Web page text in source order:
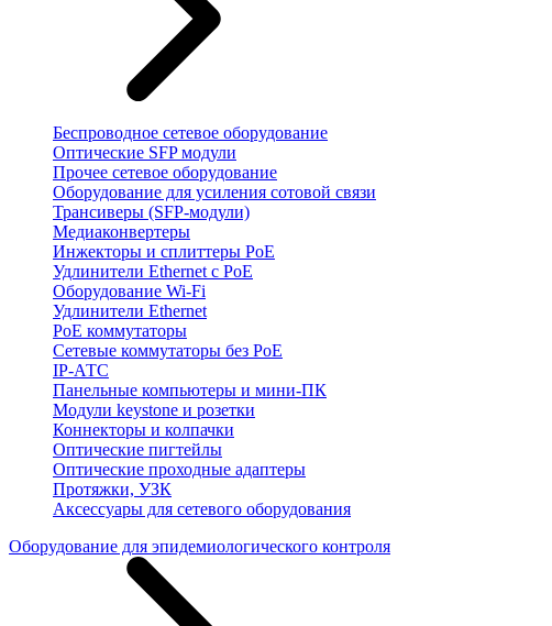
Беспроводное сетевое оборудование
Оптические SFP модули
Прочее сетевое оборудование
Оборудование для усиления сотовой связи
Трансиверы (SFP-модули)
Медиаконвертеры
Инжекторы и сплиттеры PoE
Удлинители Ethernet с PoE
Оборудование Wi-Fi
Удлинители Ethernet
PoE коммутаторы
Сетевые коммутаторы без PoE
IP-АТС
Панельные компьютеры и мини-ПК
Модули keystone и розетки
Коннекторы и колпачки
Оптические пигтейлы
Оптические проходные адаптеры
Протяжки, УЗК
Аксессуары для сетевого оборудования
Оборудование для эпидемиологического контроля